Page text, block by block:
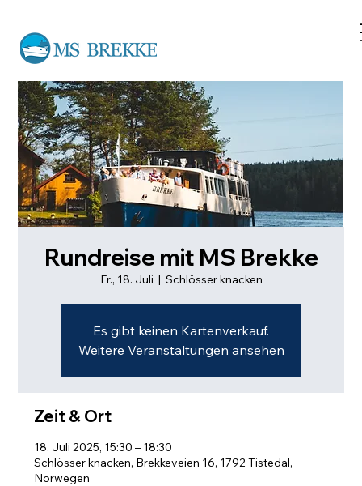
Rundreise mit MS Brekke
Fr., 18. Juli
  |
Schlösser knacken
Es gibt keinen Kartenverkauf.
Weitere Veranstaltungen ansehen
Zeit & Ort
18. Juli 2025, 15:30 – 18:30
Schlösser knacken, Brekkeveien 16, 1792 Tistedal,
Norwegen